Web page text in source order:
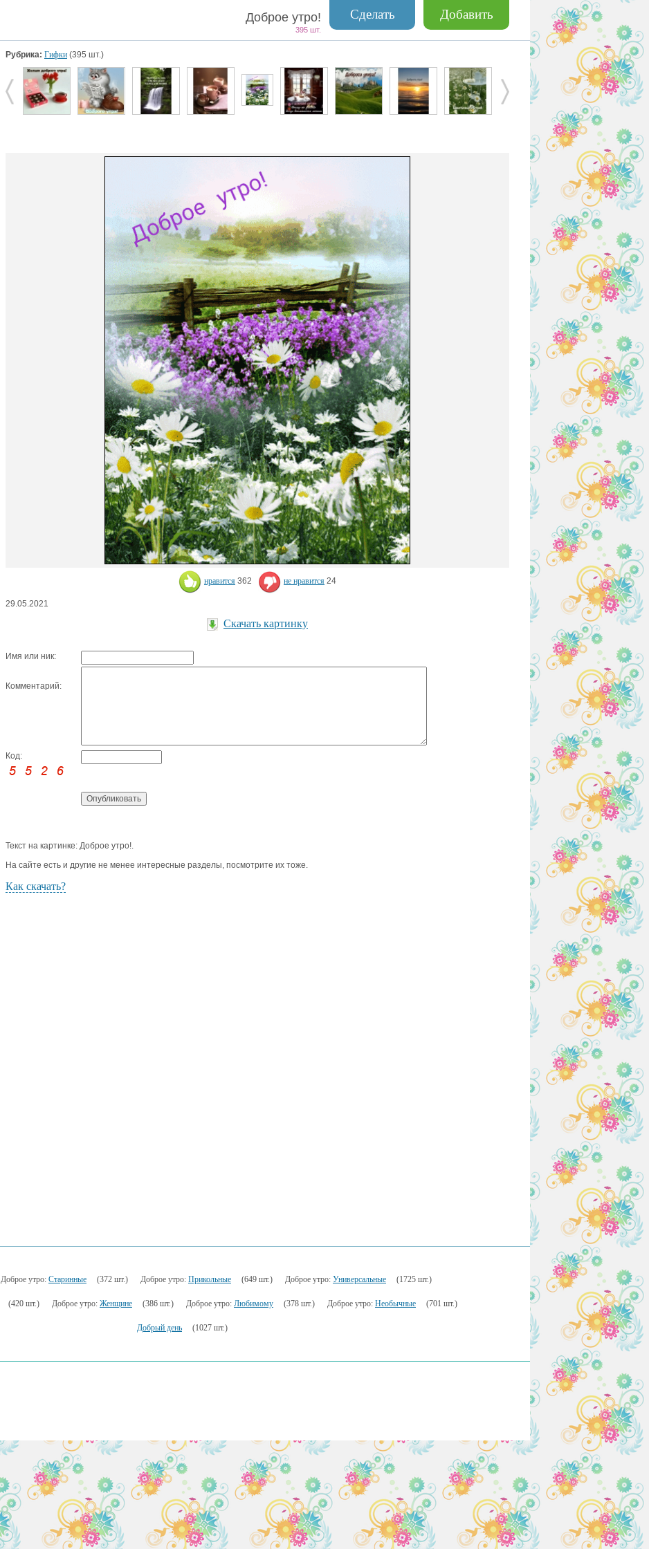
Добавить
Сделать
Доброе утро!
395 шт.
Рубрика: Гифки (395 шт.)
нравится 362 не нравится 24
29.05.2021
Скачать картинку
Имя или ник:
Комментарий:
Код:
Текст на картинке: Доброе утро!.
На сайте есть и другие не менее интересные разделы, посмотрите их тоже.
Как скачать?
Доброе утро: Старинные (372 шт.) Доброе утро: Прикольные (649 шт.) Доброе утро: Универсальные (1725 шт.)
(420 шт.) Доброе утро: Женщине (386 шт.) Доброе утро: Любимому (378 шт.) Доброе утро: Необычные (701 шт.)
Добрый день (1027 шт.)